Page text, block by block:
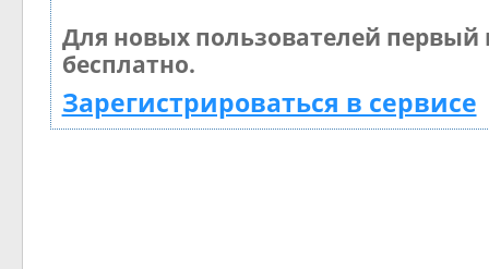
Для новых пользователей первый
бесплатно.
Зарегистрироваться в сервисе